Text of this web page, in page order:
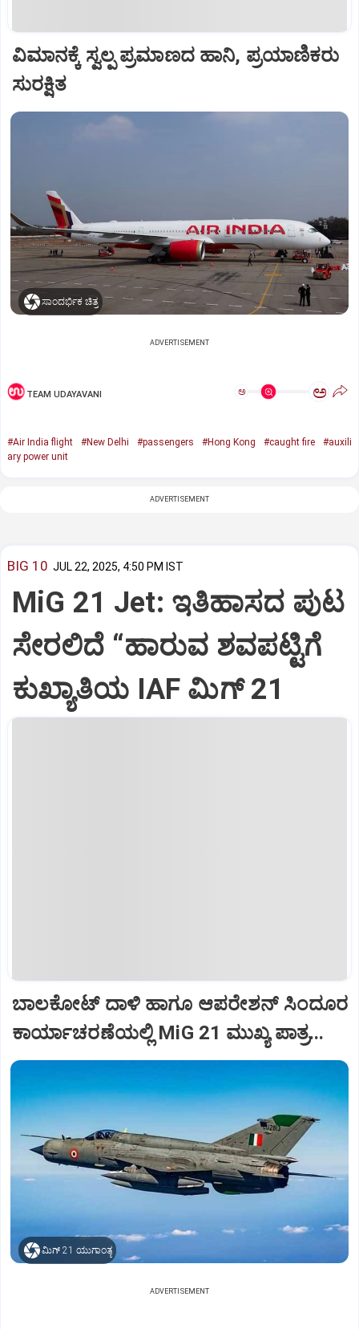
ವಿಮಾನಕ್ಕೆ ಸ್ವಲ್ಪ ಪ್ರಮಾಣದ ಹಾನಿ, ಪ್ರಯಾಣಿಕರು
ಸುರಕ್ಷಿತ
ಸಾಂದರ್ಭಿಕ ಚಿತ್ರ
ADVERTISEMENT
TEAM UDAYAVANI ಅ ಅ
#Air India flight #New Delhi #passengers #Hong Kong #caught fire
#auxili
ary power unit
ADVERTISEMENT
BIG 10 JUL 22, 2025, 4:50 PM IST
MiG 21 Jet: ಇತಿಹಾಸದ ಪುಟ
ಸೇರಲಿದೆ “ಹಾರುವ ಶವಪಟ್ಟಿಗೆ
ಕುಖ್ಯಾತಿಯ IAF ಮಿಗ್‌ 21
ಬಾಲಕೋಟ್‌ ದಾಳಿ ಹಾಗೂ ಆಪರೇಶನ್‌ ಸಿಂದೂರ
ಕಾರ್ಯಾಚರಣೆಯಲ್ಲಿ MiG 21 ಮುಖ್ಯ ಪಾತ್ರ...
ಮಿಗ್‌ 21 ಯುಗಾಂತ್ಯ
ADVERTISEMENT